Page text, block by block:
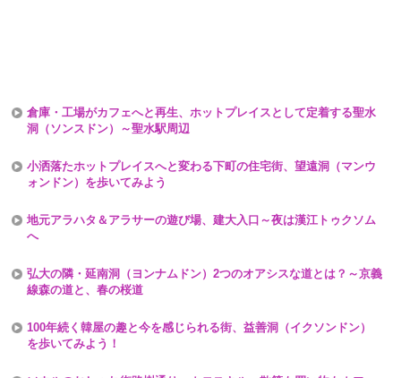
倉庫・工場がカフェへと再生、ホットプレイスとして定着する聖水
洞（ソンスドン）～聖水駅周辺
小洒落たホットプレイスへと変わる下町の住宅街、望遠洞（マンウ
ォンドン）を歩いてみよう
地元アラハタ＆アラサーの遊び場、建大入口～夜は漢江トゥクソム
へ
弘大の隣・延南洞（ヨンナムドン）2つのオアシスな道とは？～京義
線森の道と、春の桜道
100年続く韓屋の趣と今を感じられる街、益善洞（イクソンドン）
を歩いてみよう！